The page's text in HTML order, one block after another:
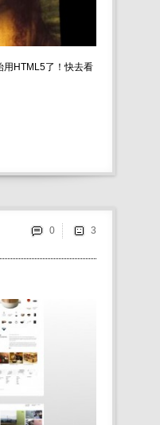
用HTML5了！快去看
0